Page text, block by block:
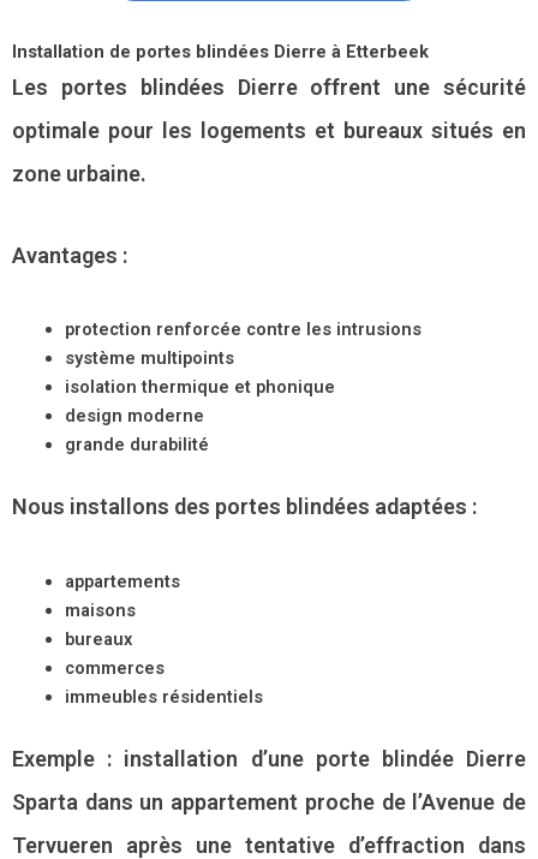
Installation de portes blindées Dierre à Etterbeek
Les portes blindées Dierre offrent une sécurité
optimale pour les logements et bureaux situés en
zone urbaine.
Avantages :
protection renforcée contre les intrusions
système multipoints
isolation thermique et phonique
design moderne
grande durabilité
Nous installons des portes blindées adaptées :
appartements
maisons
bureaux
commerces
immeubles résidentiels
Exemple : installation d’une porte blindée Dierre
Sparta dans un appartement proche de l’Avenue de
Tervueren après une tentative d’effraction dans